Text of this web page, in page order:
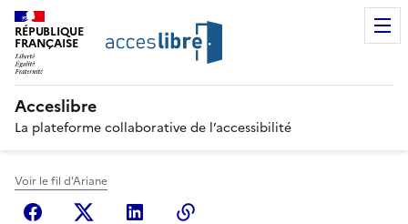
RÉPUBLIQUE
FRANÇAISE
Acceslibre
La plateforme collaborative de l’accessibilité
Voir le fil d'Ariane
FacebookX (anciennement Twitter)
Linkedin